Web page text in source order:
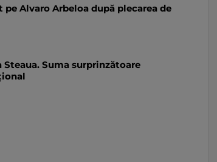
Alvaro Arbeloa după plecarea de
Steaua. Suma surprinzătoare